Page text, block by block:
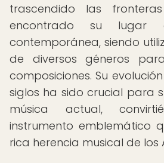
trascendido las
encontrado su lugar
contemporánea, siendo
de diversos géneros
composiciones. Su
siglos ha sido crucial para
música actual,
instrumento emblemático
rica herencia musical de los